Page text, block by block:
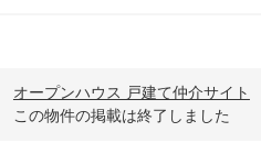
オープンハウス 戸建て仲介サイト
この物件の掲載は終了しました